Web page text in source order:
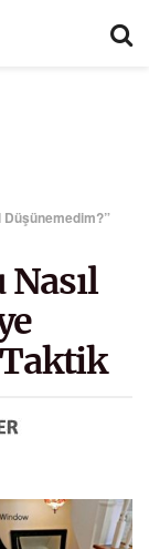
Düşünemedim?”
Taktik